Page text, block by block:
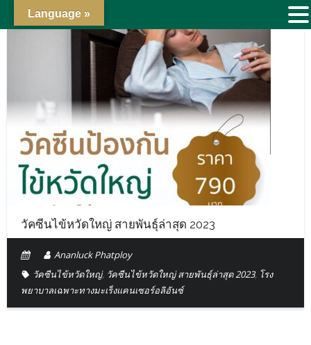
วัคซีนไข้หวัดใหญ่ สายพันธุ์ล่าสุด 2023
Ananluck Phatploy
วัคซีนไข้หวัดใหญ่, วัคซีนไข้หวัดใหญ่ สายพันธุ์ล่าสุด 2023, โรง
พยาบาลเฉพาะทางมะเร็งแคนเซอร์อลิอันซ์
Language »